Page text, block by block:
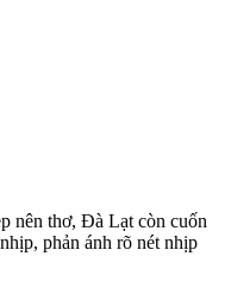
nên thơ, Đà Lạt còn cuốn
phản ánh rõ nét nhịp